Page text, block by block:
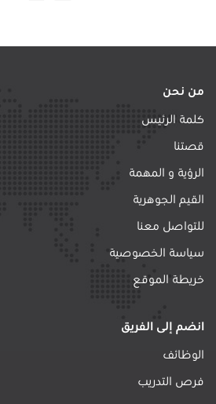
من نحن
كلمة الرئيس
قصتنا
الرؤية و المهمة
القيم الجوهرية
للتواصل معنا
سياسة الخصوصية
خريطة الموقع
انضم إلى الفريق
الوظائف
فرص التدريب